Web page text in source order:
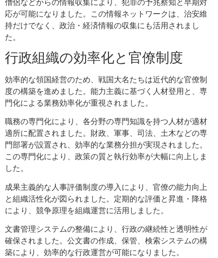
応が可能になりました。この情報ネットワークは、治安維
持だけでなく、政治・経済情報の収集にも活用されまし
た。
行政組織の効率化と官僚制度
効率的な領国経営のため、戦国大名たちは近代的な官僚制
度の構築を進めました。能力主義に基づく人材登用と、専
門化による業務効率化が重視されました。
職務の専門化により、各分野の専門知識を持つ人材が適材
適所に配置されました。財政、軍事、司法、土木などの専
門部署が設置され、効率的な業務分担が実現されました。
この専門化により、政策の質と執行効率が大幅に向上しま
した。
成果主義的な人事評価制度の導入により、官僚の能力向上
と組織活性化が図られました。定期的な評価と昇進・降格
により、競争原理を組織運営に活用しました。
文書管理システムの整備により、行政の継続性と透明性が
確保されました。公文書の作成、保管、検索システムの構
築により、効率的な行政運営が可能になりました。